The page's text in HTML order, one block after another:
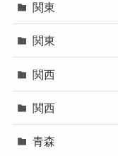
関東
関東
関西
関西
青森